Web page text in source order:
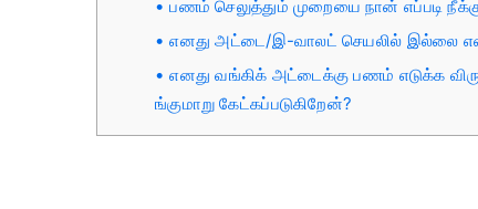
பணம் செலுத்தும் முறையை நான் எப்படி
எனது அட்டை/இ-வாலட் செயலில் இல்லை
எனது வங்கிக் அட்டைக்கு பணம் எடுக்க
ங்குமாறு கேட்கப்படுகிறேன்?